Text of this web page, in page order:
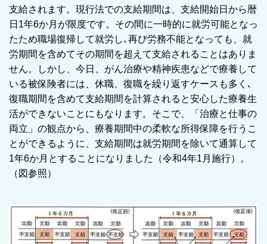
支給されます。現行法での支給期間は、支給開始日から暦
日1年6か月が限度です。その間に一時的に就労可能となっ
たため職場復帰して就労し､再び労務不能となっても、就
労期間を含めてその期間を超えて支給されることはありま
せん。しかし、今日、がん治療や精神疾患などで療養して
いる被保険者には、休職、復職を繰り返すケースも多く､
復職期間を含めて支給期間を計算されると安心した療養生
活ができないことにもなります。そこで、「治療と仕事の
両立」の観点から、療養期間中の柔軟な所得保障を行うこ
とができるように、支給期間は就労期間を除いて通算して
1年6か月とすることになりました（令和4年1月施行）。
（図参照）